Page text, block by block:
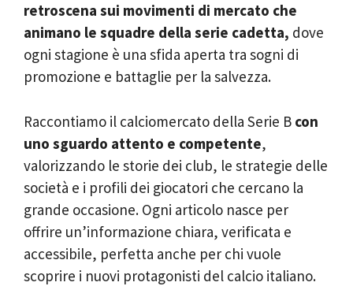
retroscena sui movimenti di mercato che
animano le squadre della serie cadetta, dove
ogni stagione è una sfida aperta tra sogni di
promozione e battaglie per la salvezza.
Raccontiamo il calciomercato della Serie B con
uno sguardo attento e competente,
valorizzando le storie dei club, le strategie delle
società e i profili dei giocatori che cercano la
grande occasione. Ogni articolo nasce per
offrire un’informazione chiara, verificata e
accessibile, perfetta anche per chi vuole
scoprire i nuovi protagonisti del calcio italiano.